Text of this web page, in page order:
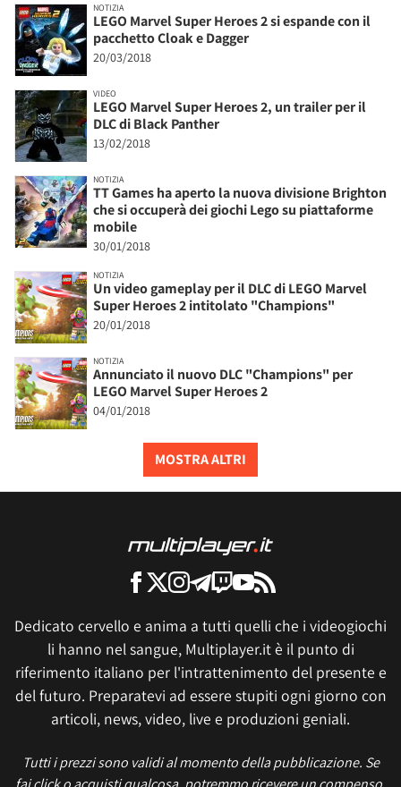
NOTIZIA
LEGO Marvel Super Heroes 2 si espande con il
pacchetto Cloak e Dagger
20/03/2018
VIDEO
LEGO Marvel Super Heroes 2, un trailer per il
DLC di Black Panther
13/02/2018
NOTIZIA
TT Games ha aperto la nuova divisione Brighton
che si occuperà dei giochi Lego su piattaforme
mobile
30/01/2018
NOTIZIA
Un video gameplay per il DLC di LEGO Marvel
Super Heroes 2 intitolato "Champions"
20/01/2018
NOTIZIA
Annunciato il nuovo DLC "Champions" per
LEGO Marvel Super Heroes 2
04/01/2018
MOSTRA ALTRI
Dedicato cervello e anima a tutti quelli che i videogiochi
li hanno nel sangue, Multiplayer.it è il punto di
riferimento italiano per l'intrattenimento del presente e
del futuro. Preparatevi ad essere stupiti ogni giorno con
articoli, news, video, live e produzioni geniali.
Tutti i prezzi sono validi al momento della pubblicazione. Se